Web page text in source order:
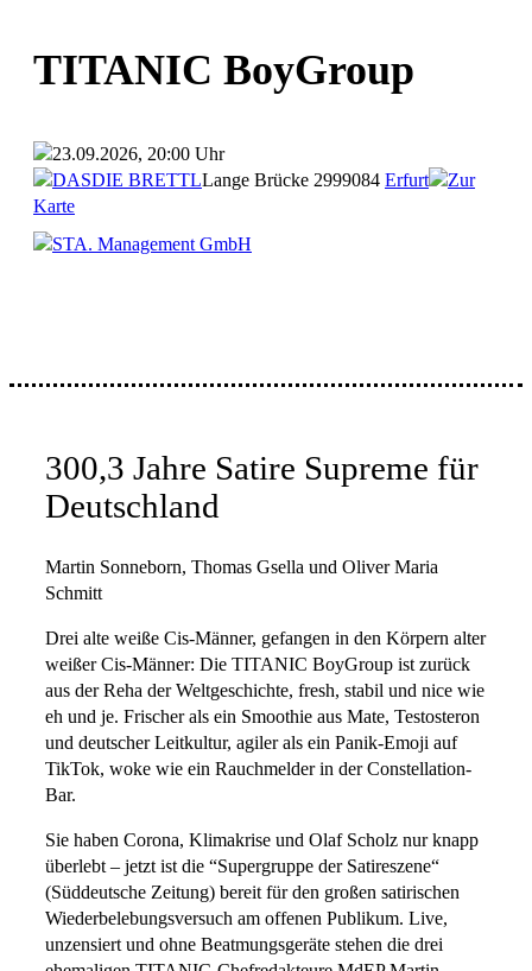
TITANIC BoyGroup
23.09.2026, 20:00 Uhr
DASDIE BRETTLLange Brücke 2999084 Erfurt
Zur
Karte
STA. Management GmbH
300,3 Jahre Satire Supreme für
Deutschland
Martin Sonneborn, Thomas Gsella und Oliver Maria
Schmitt
Drei alte weiße Cis-Männer, gefangen in den Körpern alter
weißer Cis-Männer: Die TITANIC BoyGroup ist zurück
aus der Reha der Weltgeschichte, fresh, stabil und nice wie
eh und je. Frischer als ein Smoothie aus Mate, Testosteron
und deutscher Leitkultur, agiler als ein Panik-Emoji auf
TikTok, woke wie ein Rauchmelder in der Constellation-
Bar.
Sie haben Corona, Klimakrise und Olaf Scholz nur knapp
überlebt – jetzt ist die “Supergruppe der Satireszene“
(Süddeutsche Zeitung) bereit für den großen satirischen
Wiederbelebungsversuch am offenen Publikum. Live,
unzensiert und ohne Beatmungsgeräte stehen die drei